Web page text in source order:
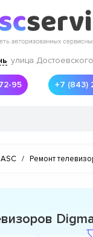
улица
95 +7 (843)
/ Ремонт